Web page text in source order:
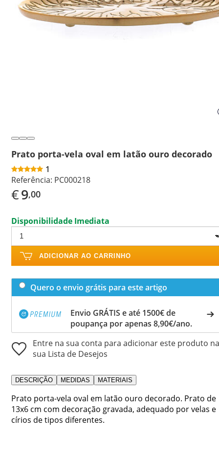
Prato porta-vela oval em latão ouro decorado
1
Referência: PC000218
€9,00
Disponibilidade Imediata
ADICIONAR AO CARRINHO
Quero o envio grátis para este artigo
Envio GRÁTIS e até 1500€ de
poupança por apenas 8,90€/ano.
Entre na sua conta para adicionar este produto na
sua Lista de Desejos
DESCRIÇÃO MEDIDAS MATERIAIS
Prato porta-vela oval em latão ouro decorado. Prato de
13x6 cm com decoração gravada, adequado por velas e
círios de tipos diferentes.